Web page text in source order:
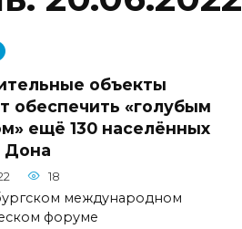
объекты
обеспечить «голубым
ещё 130 населённых
Дона
18
международном
форуме